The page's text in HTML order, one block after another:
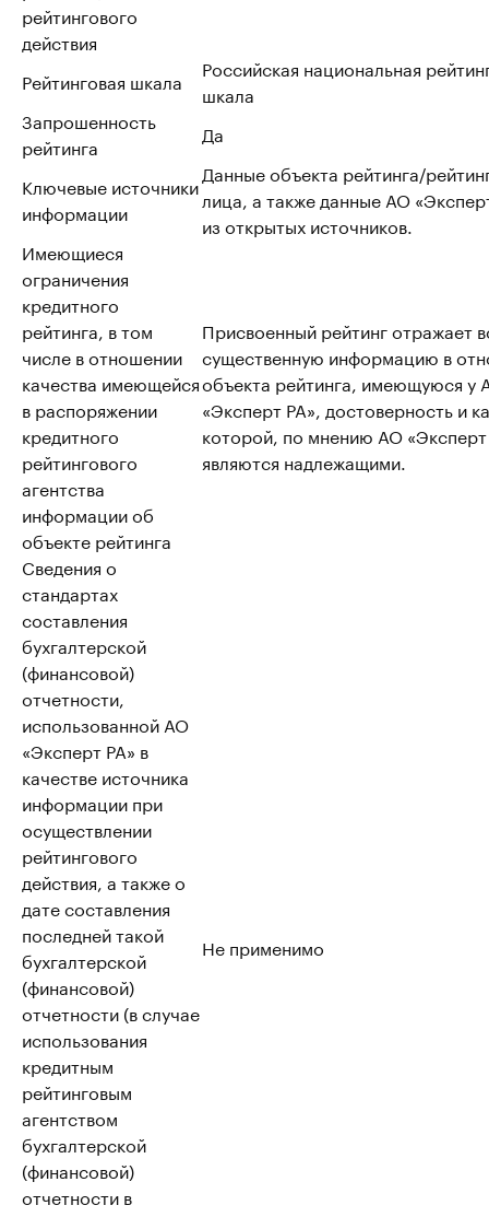
рейтингового
действия
Рейтинговая шкала
Российская национальная
шкала
Запрошенность
рейтинга
Да
Ключевые источники
информации
Данные объекта рейтинга/
лица, а также данные АО
из открытых источников.
Имеющиеся
ограничения
кредитного
рейтинга, в том
числе в отношении
качества имеющейся
в распоряжении
кредитного
рейтингового
агентства
информации об
объекте рейтинга
Присвоенный рейтинг отражает
существенную информацию в
объекта рейтинга, имеющуюся у
«Эксперт РА», достоверность и
которой, по мнению АО
являются надлежащими.
Сведения о
стандартах
составления
бухгалтерской
(финансовой)
отчетности,
использованной АО
«Эксперт РА» в
качестве источника
информации при
осуществлении
рейтингового
действия, а также о
дате составления
последней такой
бухгалтерской
(финансовой)
отчетности (в случае
использования
кредитным
рейтинговым
агентством
бухгалтерской
(финансовой)
отчетности в
Не применимо